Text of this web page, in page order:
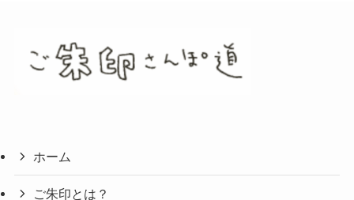
ホーム
ご朱印とは？